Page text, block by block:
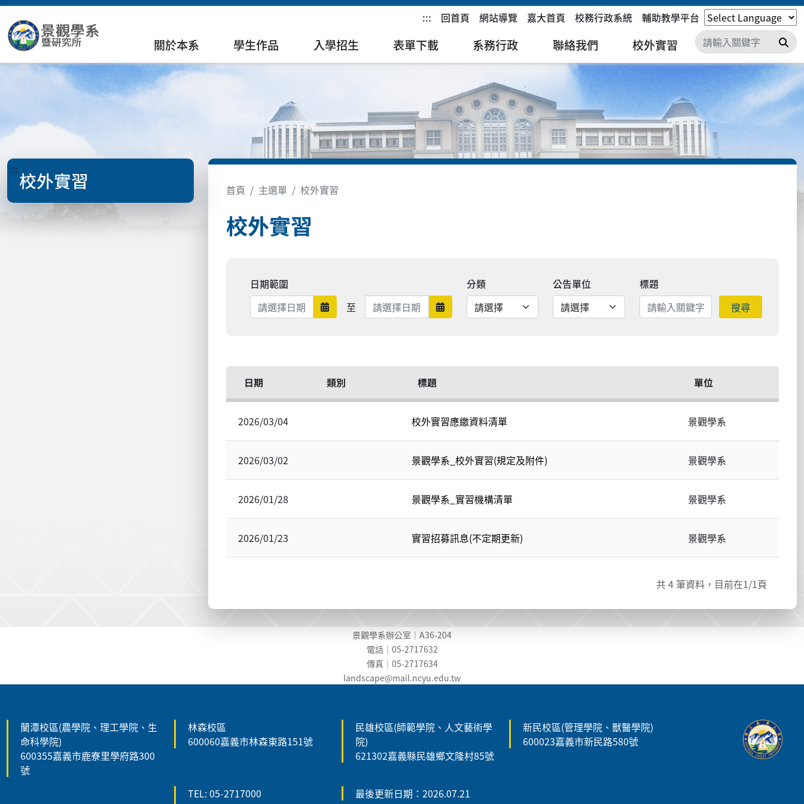
::: 回首頁 網站導覽 嘉大首頁 校務行政系統 輔助教學平台
關於本系 學生作品 入學招生 表單下載 系務行政 聯絡我們 校外實習 搜
::: 校外實習 首頁 主選單 校外實習
校外實習
日期範圍
日期範圍開始
至 日期範圍結束 日期範圍結束
分類 公告單位
標題
搜尋
日期 類別 標題 單位
2026/03/04 校外實習應繳資料清單 景觀學系
2026/03/02 景觀學系_校外實習(規定及附件) 景觀學系
2026/01/28 景觀學系_實習機構清單 景觀學系
2026/01/23 實習招募訊息(不定期更新) 景觀學系
共4 筆資料，目前在1/1頁
景觀學系辦公室｜A36-204
電話｜05-2717632
傳真｜05-2717634
landscape@mail.ncyu.edu.tw
蘭潭校區(農學院、理工學院、生
命科學院)
600355嘉義市鹿寮里學府路300
號
林森校區
600060嘉義市林森東路151號
民雄校區(師範學院、人文藝術學
院)
621302嘉義縣民雄鄉文隆村85號
新民校區(管理學院、獸醫學院)
600023嘉義市新民路580號
TEL: 05-2717000
最後更新日期：2026.07.21